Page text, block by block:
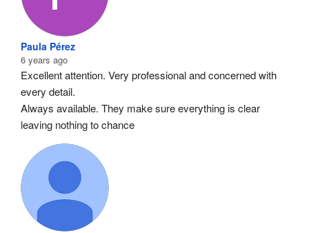
Paula Pérez
6 years ago
Excellent attention. Very professional and concerned with
every detail.
Always available. They make sure everything is clear
leaving nothing to chance